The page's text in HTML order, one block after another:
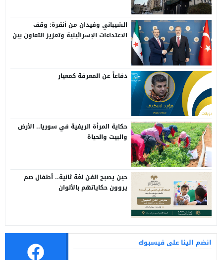
الشيباني وفيدان من أنقرة: وقف
الاعتداءات الإسرائيلية وتعزيز التعاون بين
دفاعاً عن المعرفة كمعيار
حكاية المرأة الريفية في سوريا.. الأرض
والبيت والحياة
حين يصبح الفن لغة ثانية.. أطفال صم
يروون حكاياتهم بالألوان
انضم الينا على فيسبوك